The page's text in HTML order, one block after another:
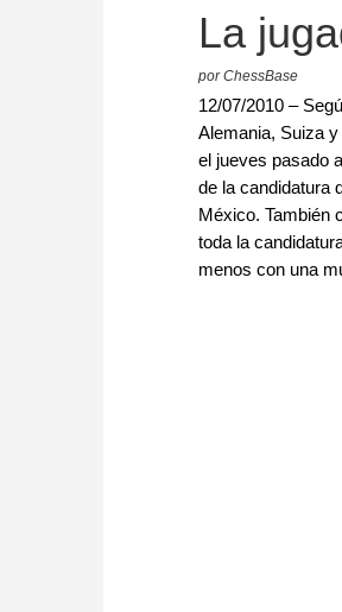
La
por ChessBase
12/07/2010 –
Alemania, Suiza
el jueves pasado
de la candidatura
México. También
toda la
menos con una